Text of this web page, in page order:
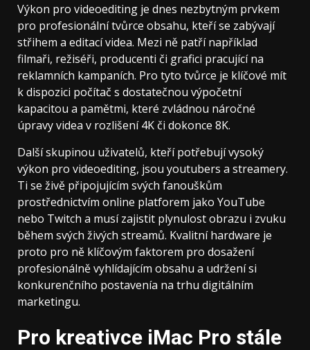
Výkon pro videoediting je dnes nezbytným prvkem
pro profesionální tvůrce obsahu, kteří se zabývají
střihem a editací videa. Mezi ně patří například
filmaři, režiséři, producenti či grafici pracující na
reklamních kampaních. Pro tyto tvůrce je klíčové mít
k dispozici počítač s dostatečnou výpočetní
kapacitou a pamětmi, které zvládnou náročné
úpravy videa v rozlišení 4K či dokonce 8K.
Další skupinou uživatelů, kteří potřebují vysoký
výkon pro videoediting, jsou youtubers a streamery.
Ti se živě připojujícím svých fanouškům
prostřednictvím online platforem jako YouTube
nebo Twitch a musí zajistit plynulost obrazu i zvuku
během svých živých streamů. Kvalitní hardware je
proto pro ně klíčovým faktorem pro dosažení
profesionálně vyhlídajícím obsahu a udržení si
konkurenčního postavenía na trhu digitálním
marketingu.
Pro kreativce iMac Pro stále